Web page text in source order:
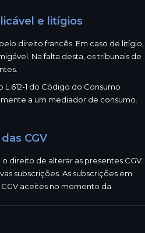
e litígios
direito francês. Em caso de litígio,
Na falta desta, os tribunais de
1 do Código do Consumo
a um mediador de consumo.
CGV
o direito de alterar as presentes CGV.
subscrições. As subscrições em
aceites no momento da